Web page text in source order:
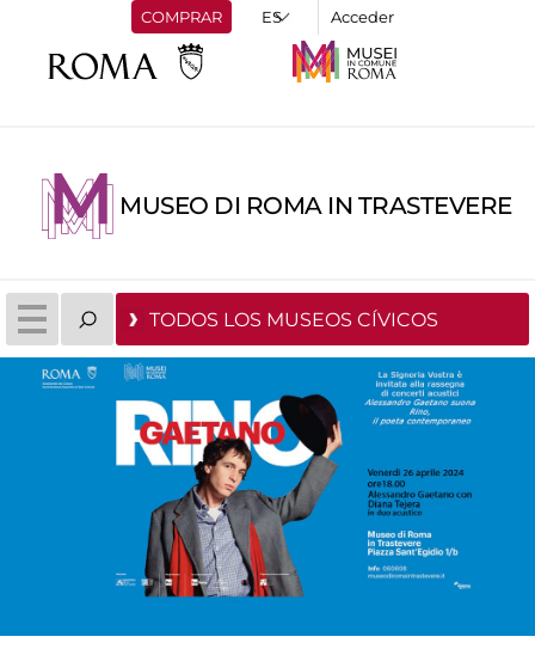
COMPRAR Acceder
MUSEO DI ROMA IN TRASTEVERE
TODOS LOS MUSEOS CÍVICOS